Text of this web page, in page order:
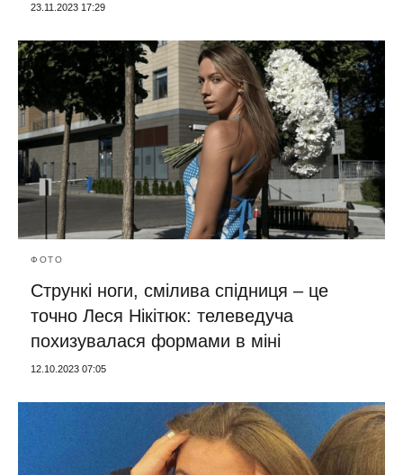
23.11.2023 17:29
ФОТО
Стрункі ноги, смілива спідниця – це
точно Леся Нікітюк: телеведуча
похизувалася формами в міні
12.10.2023 07:05